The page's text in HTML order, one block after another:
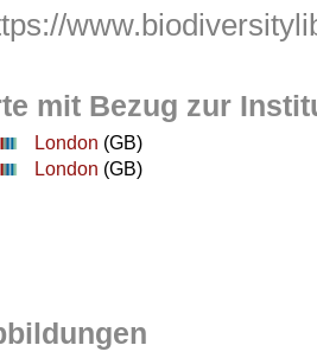
mit Bezug zur
London (GB)
London (GB)